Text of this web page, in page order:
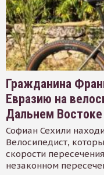
Гражданина
Евразию на
Дальнем Востоке
Софиан Сехили
Велосипедист,
скорости
незаконном